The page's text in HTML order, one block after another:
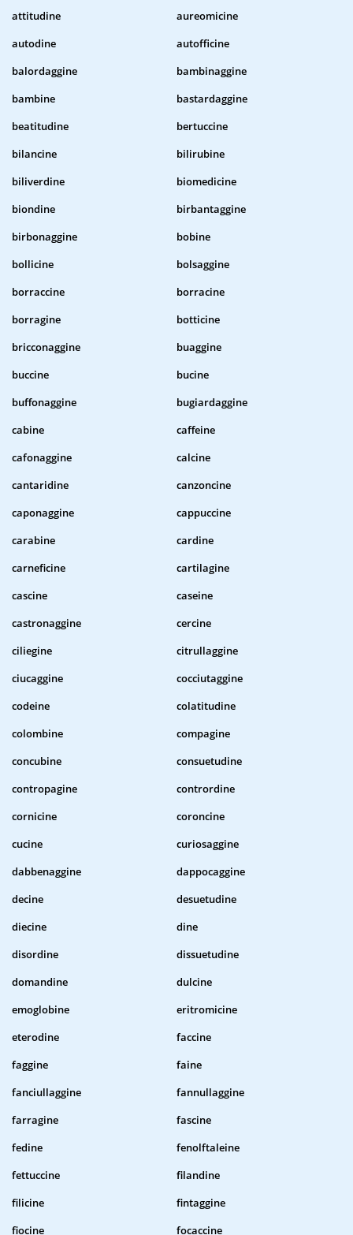
attitudine
aureomicine
autodine
autofficine
balordaggine
bambinaggine
bambine
bastardaggine
beatitudine
bertuccine
bilancine
bilirubine
biliverdine
biomedicine
biondine
birbantaggine
birbonaggine
bobine
bollicine
bolsaggine
borraccine
borracine
borragine
botticine
bricconaggine
buaggine
buccine
bucine
buffonaggine
bugiardaggine
cabine
caffeine
cafonaggine
calcine
cantaridine
canzoncine
caponaggine
cappuccine
carabine
cardine
carneficine
cartilagine
cascine
caseine
castronaggine
cercine
ciliegine
citrullaggine
ciucaggine
cocciutaggine
codeine
colatitudine
colombine
compagine
concubine
consuetudine
contropagine
contrordine
cornicine
coroncine
cucine
curiosaggine
dabbenaggine
dappocaggine
decine
desuetudine
diecine
dine
disordine
dissuetudine
domandine
dulcine
emoglobine
eritromicine
eterodine
faccine
faggine
faine
fanciullaggine
fannullaggine
farragine
fascine
fedine
fenolftaleine
fettuccine
filandine
filicine
fintaggine
fiocine
focaccine